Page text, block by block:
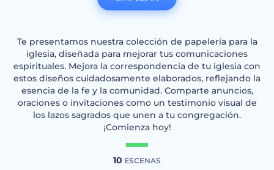
Te presentamos nuestra colección de papelería para la
iglesia, diseñada para mejorar tus comunicaciones
espirituales. Mejora la correspondencia de tu iglesia con
estos diseños cuidadosamente elaborados, reflejando la
esencia de la fe y la comunidad. Comparte anuncios,
oraciones o invitaciones como un testimonio visual de
los lazos sagrados que unen a tu congregación.
¡Comienza hoy!
10 ESCENAS